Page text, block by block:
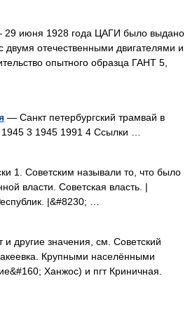
июня 1928 года ЦАГИ было выдано
двумя отечественными двигателями и
опытного образца ГАНТ 5,
— Санкт петербургский трамвай в
3 1945 1991 4 Ссылки …
1. Советским называли то, что было
власти. Советская власть. |
|&#8230; …
другие значения, см. Советский
Крупными населёнными
Ханжос) и пгт Криничная.